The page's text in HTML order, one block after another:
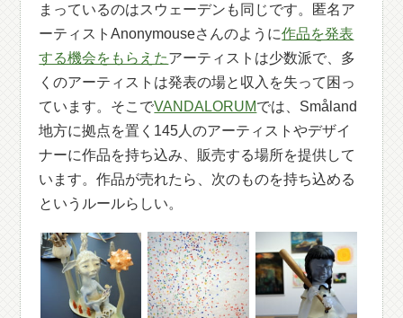
まっているのはスウェーデンも同じです。匿名ア
ーティストAnonymouseさんのように作品を発表
する機会をもらえたアーティストは少数派で、多
くのアーティストは発表の場と収入を失って困っ
ています。そこでVANDALORUMでは、Småland
地方に拠点を置く145人のアーティストやデザイ
ナーに作品を持ち込み、販売する場所を提供して
います。作品が売れたら、次のものを持ち込める
というルールらしい。